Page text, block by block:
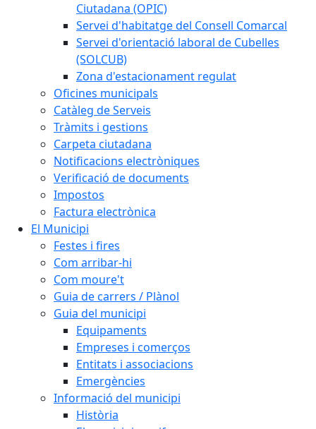
Ciutadana (OPIC)
Servei d'habitatge del Consell Comarcal
Servei d'orientació laboral de Cubelles
(SOLCUB)
Zona d'estacionament regulat
Oficines municipals
Catàleg de Serveis
Tràmits i gestions
Carpeta ciutadana
Notificacions electròniques
Verificació de documents
Impostos
Factura electrònica
El Municipi
Festes i fires
Com arribar-hi
Com moure't
Guia de carrers / Plànol
Guia del municipi
Equipaments
Empreses i comerços
Entitats i associacions
Emergències
Informació del municipi
Història